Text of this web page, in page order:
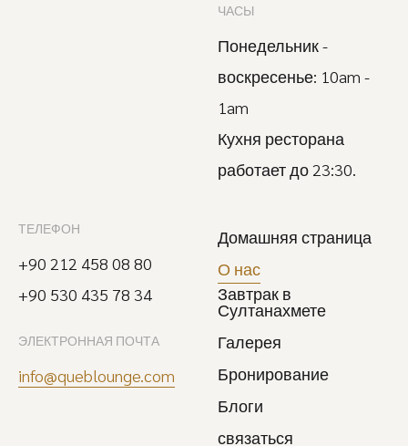
ЧАСЫ
Понедельник -
воскресенье: 10am -
1am
Кухня ресторана
работает до 23:30.
ТЕЛЕФОН
+90 212 458 08 80
+90 530 435 78 34
ЭЛЕКТРОННАЯ ПОЧТА
info@queblounge.com
Домашняя страница
О нас
Завтрак в
Султанахмете
Галерея
Бронирование
Блоги
связаться